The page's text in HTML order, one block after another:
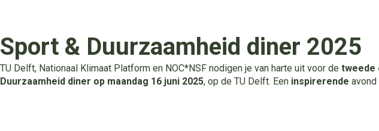
Sport & Duurzaamheid diner 2025
TU Delft, Nationaal Klimaat Platform en NOC*NSF nodigen je van harte uit voor de tweede
Duurzaamheid diner op maandag 16 juni 2025, op de TU Delft. Een inspirerende